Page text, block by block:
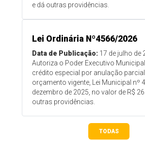
e dá outras providências.
Lei Ordinária Nº4566/2026
Data de Publicação: 17 de julho de
Autoriza o Poder Executivo
crédito especial por anulação
orçamento vigente, Lei Municipal nº
dezembro de 2025, no valor de R$
outras providências.
TODAS